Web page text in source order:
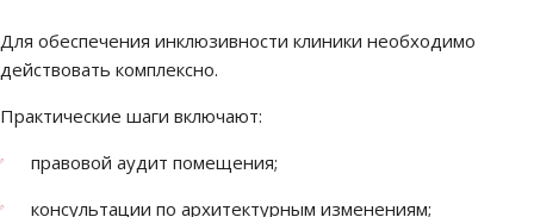
Для обеспечения инклюзивности клиники необходимо
действовать комплексно.
Практические шаги включают:
правовой аудит помещения;
консультации по архитектурным изменениям;